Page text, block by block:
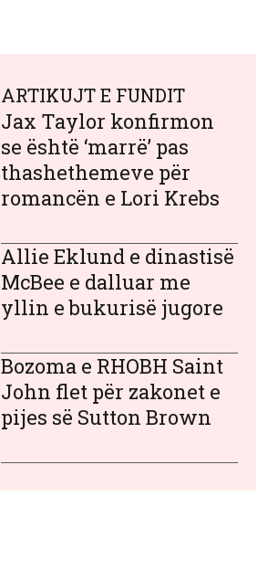
ARTIKUJT E FUNDIT
Jax Taylor konfirmon
se është ‘marrë’ pas
thashethemeve për
romancën e Lori Krebs
Allie Eklund e dinastisë
McBee e dalluar me
yllin e bukurisë jugore
Bozoma e RHOBH Saint
John flet për zakonet e
pijes së Sutton Brown